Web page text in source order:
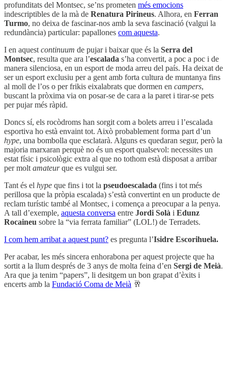
profunditats del Montsec, se’ns prometen més emocions
indescriptibles de la mà de Renatura Pirineus. Alhora, en Ferran
Turmo, no deixa de fascinar-nos amb la seva fascinació (valgui la
redundància) particular: papallones com aquesta.
I en aquest continuum de pujar i baixar que és la Serra del
Montsec, resulta que ara l’escalada s’ha convertit, a poc a poc i de
manera silenciosa, en un esport de moda arreu del país. Ha deixat de
ser un esport exclusiu per a gent amb forta cultura de muntanya fins
al moll de l’os o per frikis eixalabrats que dormen en campers,
buscant la pròxima via on posar-se de cara a la paret i tirar-se pets
per pujar més ràpid.
Doncs sí, els rocòdroms han sorgit com a bolets arreu i l’escalada
esportiva ho està envaint tot. Això probablement forma part d’un
hype, una bombolla que esclatarà. Alguns es quedaran segur, però la
majoria marxaran perquè no és un esport qualsevol: necessites un
estat físic i psicològic extra al que no tothom està disposat a arribar
per molt amateurque es vulgui ser.
Tant és el hype que fins i tot la pseudoescalada (fins i tot més
perillosa que la pròpia escalada) s’està convertint en un producte de
reclam turístic també al Montsec, i comença a preocupar a la penya.
A tall d’exemple, aquesta conversa entre Jordi Solà i Edunz
Rocaineu sobre la “via ferrata familiar” (LOL!) de Terradets.
I com hem arribat a aquest punt? es pregunta l’Isidre Escorihuela.
Per acabar, les més sincera enhorabona per aquest projecte que ha
sortit a la llum després de 3 anys de molta feina d’en Sergi de Meià.
Ara que ja tenim “papers”, li desitgem un bon grapat d’èxits i
encerts amb la Fundació Coma de Meià 🥂